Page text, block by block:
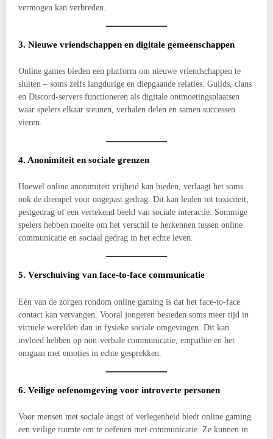
vermogen kan verbreden.
3. Nieuwe vriendschappen en digitale gemeenschappen
Online games bieden een platform om nieuwe vriendschappen te
sluiten – soms zelfs langdurige en diepgaande relaties. Guilds, clans
en Discord-servers functioneren als digitale ontmoetingsplaatsen
waar spelers elkaar steunen, verhalen delen en samen successen
vieren.
4. Anonimiteit en sociale grenzen
Hoewel online anonimiteit vrijheid kan bieden, verlaagt het soms
ook de drempel voor ongepast gedrag. Dit kan leiden tot toxiciteit,
pestgedrag of een vertekend beeld van sociale interactie. Sommige
spelers hebben moeite om het verschil te herkennen tussen online
communicatie en sociaal gedrag in het echte leven.
5. Verschuiving van face-to-face communicatie
Eén van de zorgen rondom online gaming is dat het face-to-face
contact kan vervangen. Vooral jongeren besteden soms meer tijd in
virtuele werelden dan in fysieke sociale omgevingen. Dit kan
invloed hebben op non-verbale communicatie, empathie en het
omgaan met emoties in echte gesprekken.
6. Veilige oefenomgeving voor introverte personen
Voor mensen met sociale angst of verlegenheid biedt online gaming
een veilige ruimte om te oefenen met communicatie. Ze kunnen in